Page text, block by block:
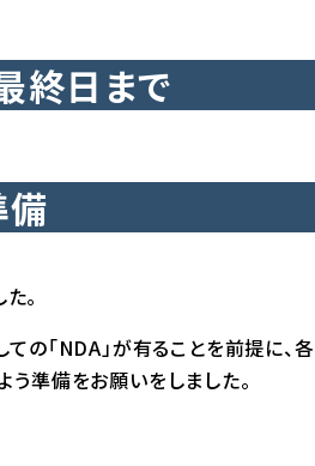
終日まで
備
。
の「NDA」が有ることを前提に、各
準備をお願いをしました。